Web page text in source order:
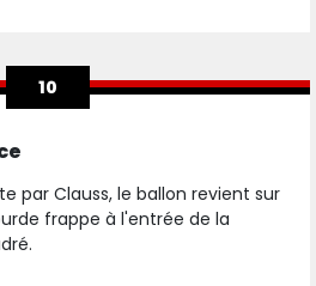
10
par Clauss, le ballon revient sur
frappe à l'entrée de la